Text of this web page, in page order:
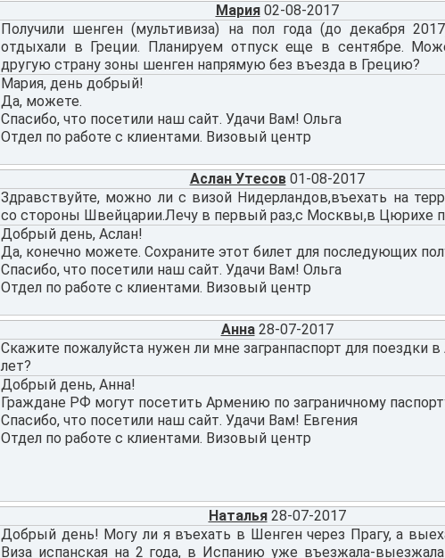
Мария 02-08-2017
Получили шенген (мультивиза) на пол года (до декабря
отдыхали в Греции. Планируем отпуск еще в сентябре.
другую страну зоны шенген напрямую без въезда в Грецию?
Мария, день добрый!
Да, можете.
Спасибо, что посетили наш сайт. Удачи Вам! Ольга
Отдел по работе с клиентами. Визовый центр
Аслан Утесов 01-08-2017
Здравствуйте, можно ли с визой Нидерландов,въехать на
со стороны Швейцарии.Лечу в первый раз,с Москвы,в Цюрихе
Добрый день, Аслан!
Да, конечно можете. Сохраните этот билет для последующих
Спасибо, что посетили наш сайт. Удачи Вам! Ольга
Отдел по работе с клиентами. Визовый центр
Анна 28-07-2017
Скажите пожалуйста нужен ли мне загранпаспорт для поездки
лет?
Добрый день, Анна!
Граждане РФ могут посетить Армению по заграничному
Спасибо, что посетили наш сайт. Удачи Вам! Евгения
Отдел по работе с клиентами. Визовый центр
Наталья 28-07-2017
Добрый день! Могу ли я въехать в Шенген через Прагу, а
Виза испанская на 2 года, в Испанию уже въезжала-